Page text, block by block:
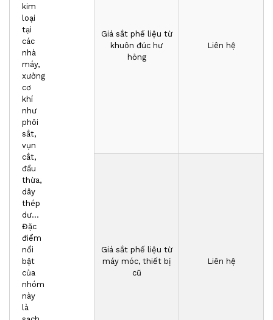
kim
loại
tại
các
nhà
máy,
xưởng
cơ
khí
như
phôi
sắt,
vụn
cắt,
đầu
thừa,
dây
thép
dư…
Đặc
điểm
nổi
bật
của
nhóm
này
là
Giá sắt phế liệu từ
khuôn đúc hư
hỏng
Liên hệ
Giá sắt phế liệu từ
máy móc, thiết bị
cũ
Liên hệ